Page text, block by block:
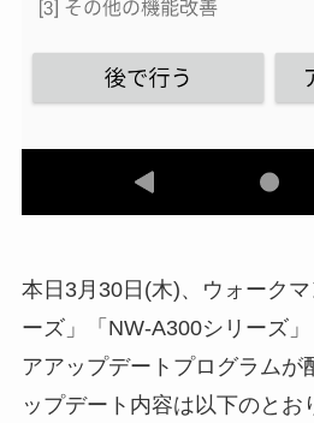
本日3月30日(木)、ウォーク
ーズ」「NW-A300シリーズ
アアップデートプログラムが
ップデート内容は以下のとお